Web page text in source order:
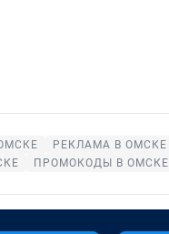
РЕКЛАМА В ОМСКЕ
ПРОМОКОДЫ В ОМСКЕ